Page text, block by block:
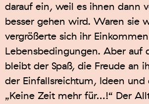
darauf ein, weil es ihnen dann
besser gehen wird. Waren sie
vergrößerte sich ihr
Lebensbedingungen. Aber auf
bleibt der Spaß, die Freude an
der Einfallsreichtum, Ideen
„Keine Zeit mehr für…!“ Der